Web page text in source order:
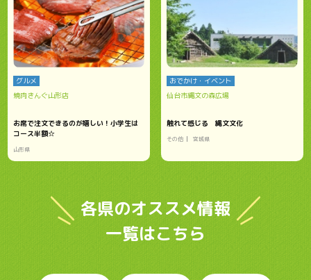
グルメ
焼肉きんぐ山形店
お席で注文できるのが嬉しい！小学生は
コース半額☆
山形県
おでかけ・イベント
仙台市縄文の森広場
触れて感じる 縄文文化
その他 宮城県
各県のオススメ情報
一覧はこちら